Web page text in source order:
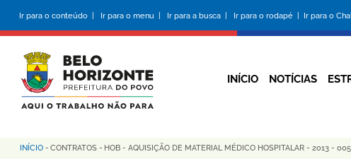
conteúdo
principal
Ir para o conteúdo | Ir para o menu | Ir para a busca | Ir para o rodapé | Ir para o
INÍCIO NOTÍCIAS
Trilha
INÍCIO - CONTRATOS - HOB - AQUISIÇÃO DE MATERIAL MÉDICO HOSPITALAR - 2013 -